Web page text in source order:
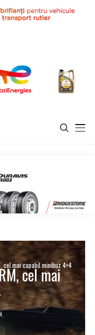
cel mai capabil minibuz 4×4
cel mai